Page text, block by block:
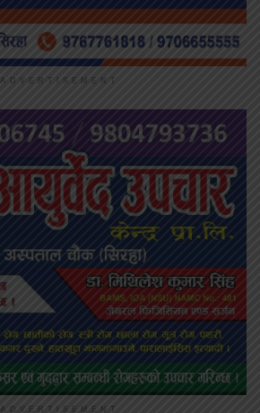
ADVERTISEMENT
ADVERTISEMENT